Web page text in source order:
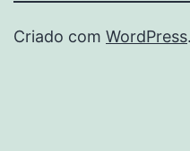
Criado com WordPress.